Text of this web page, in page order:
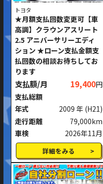
トヨタ
★月額支払回数変更可【車
高調】クラウンアスリート
2.5 アニバーサリーエディ
ション ★ローン支払金額支
払回数の相談お待ちしてお
ります
支払額/月 19,400円
支払総額
年式
2009 年 (H21)
走行距離
79,000km
車検
2026年11月
詳細をみる